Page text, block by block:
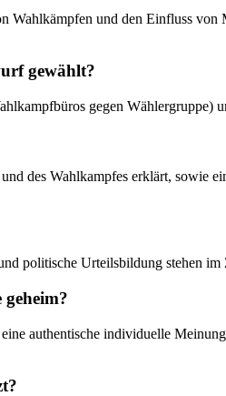
Wahlkämpfen und den Einfluss
gewählt?
gegen Wählergruppe)
des Wahlkampfes erklärt, sowie
politische Urteilsbildung stehen im
authentische individuelle